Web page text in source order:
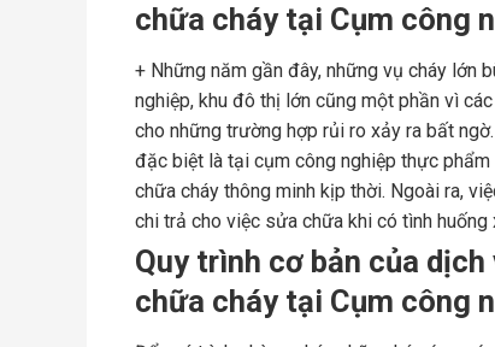
chữa cháy tại Cụm công
+ Những năm gần đây, những vụ cháy lớn
nghiệp, khu đô thị lớn cũng một phần vì
cho những trường hợp rủi ro xảy ra bất
đặc biệt là tại cụm công nghiệp thực
chữa cháy thông minh kịp thời. Ngoài ra,
chi trả cho việc sửa chữa khi có tình
Quy trình cơ bản của
chữa cháy tại Cụm công